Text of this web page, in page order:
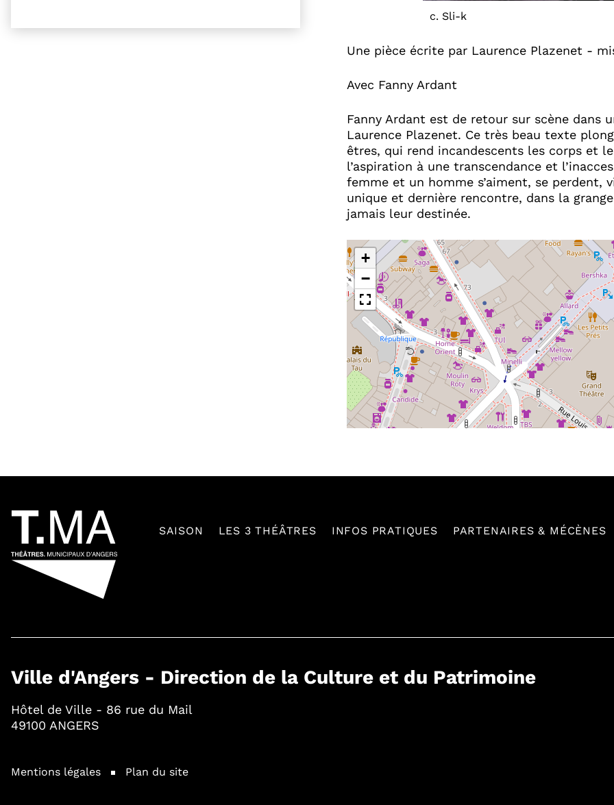
c. Sli-k
Une pièce écrite par Laurence Plazenet -
Avec Fanny Ardant
Fanny Ardant est de retour sur scène dans
Laurence Plazenet. Ce très beau texte
êtres, qui rend incandescents les corps et
l’aspiration à une transcendance et
femme et un homme s’aiment, se perdent,
unique et dernière rencontre, dans la
jamais leur destinée.
+
−
SAISON LES 3 THÉÂTRES INFOS PRATIQUES PARTENAIRES & MÉCÈNES
Ville d'Angers - Direction de la Culture et du Patrimoine
Hôtel de Ville - 86 rue du Mail
49100 ANGERS
Mentions légales Plan du site